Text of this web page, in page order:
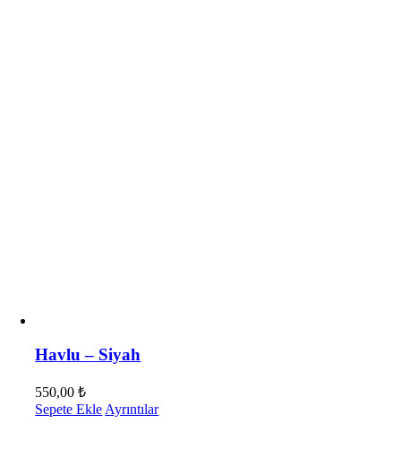
Havlu – Siyah
550,00₺
Sepete Ekle Ayrıntılar